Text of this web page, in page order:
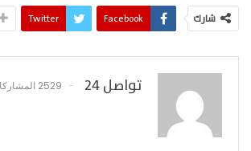
شارك Facebook
Twitter
تواصل 24 2529 المشاركات